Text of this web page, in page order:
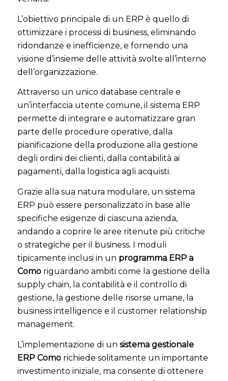
L’obiettivo principale di un ERP è quello di
ottimizzare i processi di business, eliminando
ridondanze e inefficienze, e fornendo una
visione d’insieme delle attività svolte all’interno
dell’organizzazione.
Attraverso un unico database centrale e
un’interfaccia utente comune, il sistema ERP
permette di integrare e automatizzare gran
parte delle procedure operative, dalla
pianificazione della produzione alla gestione
degli ordini dei clienti, dalla contabilità ai
pagamenti, dalla logistica agli acquisti.
Grazie alla sua natura modulare, un sistema
ERP può essere personalizzato in base alle
specifiche esigenze di ciascuna azienda,
andando a coprire le aree ritenute più critiche
o strategiche per il business. I moduli
tipicamente inclusi in un programma ERP a
Como riguardano ambiti come la gestione della
supply chain, la contabilità e il controllo di
gestione, la gestione delle risorse umane, la
business intelligence e il customer relationship
management.
L’implementazione di un sistema gestionale
ERP Como richiede solitamente un importante
investimento iniziale, ma consente di ottenere